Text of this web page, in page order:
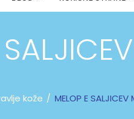
kože MELOP E SALJICEV